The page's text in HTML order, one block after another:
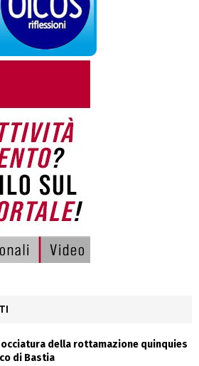
della rottamazione quinquies
di Bastia